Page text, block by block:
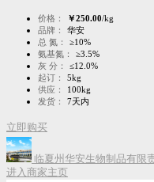
价格： ￥250.00/kg
品牌：
华安
总 氮：
≥10%
氨基氮：
≥3.5%
灰 分：
≤12.0%
起订：
5kg
供应：
100kg
发货：
7天内
立即购买
临夏州华安生物制品有限
进入商家主页